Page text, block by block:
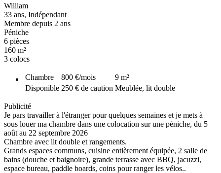
William
33 ans, Indépendant
Membre depuis 2 ans
Péniche
6 pièces
160 m²
3 colocs
Chambre 800 €/mois 9 m²
Disponible 250 € de caution Meublée, lit double
Publicité
Je pars travailler à l'étranger pour quelques semaines et je mets à
sous louer ma chambre dans une colocation sur une péniche, du 5
août au 22 septembre 2026
Chambre avec lit double et rangements.
Grands espaces communs, cuisine entièrement équipée, 2 salle de
bains (douche et baignoire), grande terrasse avec BBQ, jacuzzi,
espace bureau, paddle boards, coins pour ranger les vélos..